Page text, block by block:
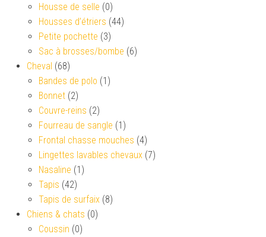
Housse de selle (0)
Housses d’étriers (44)
Petite pochette (3)
Sac à brosses/bombe (6)
Cheval (68)
Bandes de polo (1)
Bonnet (2)
Couvre-reins (2)
Fourreau de sangle (1)
Frontal chasse mouches (4)
Lingettes lavables chevaux (7)
Nasaline (1)
Tapis (42)
Tapis de surfaix (8)
Chiens & chats (0)
Coussin (0)